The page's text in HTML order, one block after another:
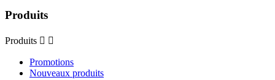
Produits
Produits  
Promotions
Nouveaux produits